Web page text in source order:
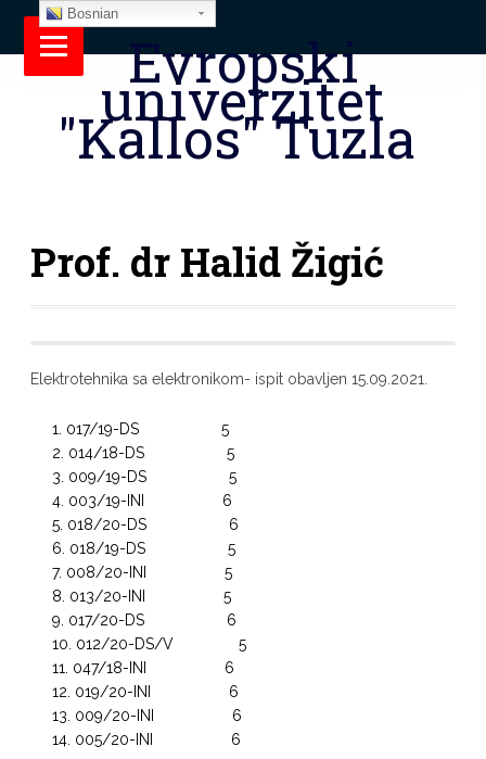
Evropski
univerzitet
"Kallos" Tuzla
Prof. dr Halid Žigić
Elektrotehnika sa elektronikom- ispit obavljen 15.09.2021.
017/19-DS 5
014/18-DS 5
009/19-DS 5
003/19-INI 6
018/20-DS 6
018/19-DS 5
008/20-INI 5
013/20-INI 5
017/20-DS 6
012/20-DS/V 5
047/18-INI 6
019/20-INI 6
009/20-INI 6
005/20-INI 6
Bosnian